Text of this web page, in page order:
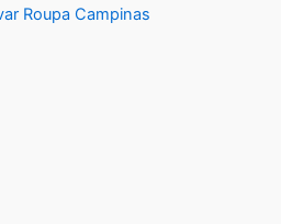
Roupa Campinas